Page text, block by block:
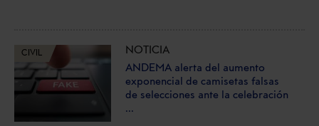
CIVIL
NOTICIA
ANDEMA alerta del aumento
exponencial de camisetas falsas
de selecciones ante la celebración
...